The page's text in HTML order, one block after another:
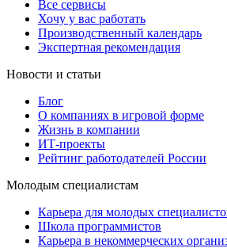
Все сервисы
Хочу у вас работать
Производственный календарь
Экспертная рекомендация
Новости и статьи
Блог
О компаниях в игровой форме
Жизнь в компании
ИТ-проекты
Рейтинг работодателей России
Молодым специалистам
Карьера для молодых
Школа программистов
Карьера в некоммерческих